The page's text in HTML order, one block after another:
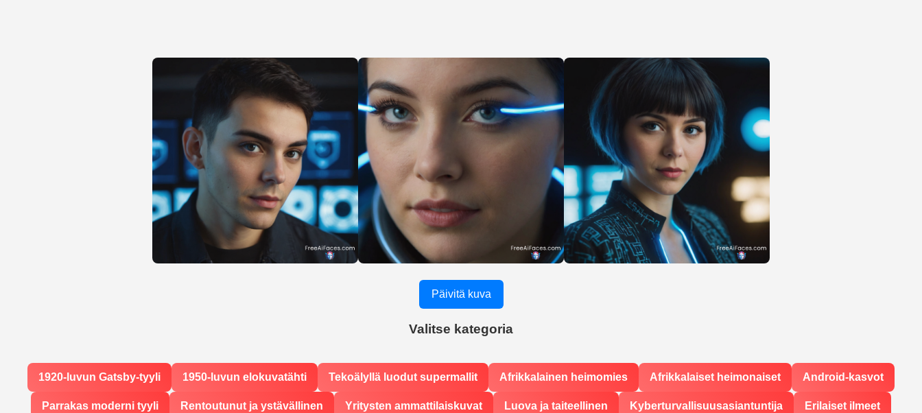
Päivitä kuva
Valitse kategoria
1920-luvun Gatsby-tyyli 1950-luvun elokuvatähti Tekoälyllä luodut supermallit Afrikkalainen heimomies Afrikkalaiset heimonaiset Android-kasvot
Parrakas moderni tyyli Rentoutunut ja ystävällinen Yritysten ammattilaiskuvat Luova ja taiteellinen Kyberturvallisuusasiantuntija Erilaiset ilmeet